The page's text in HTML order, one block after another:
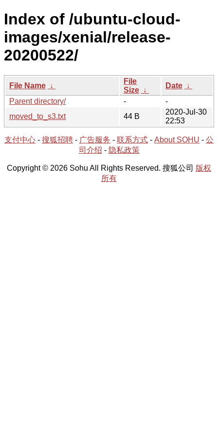
Index of /ubuntu-cloud-
images/xenial/release-
20200522/
File Name ↓
File
Size ↓
Date ↓
Parent directory/
-
-
moved_to_s3.txt
44 B
2020-Jul-30
22:53
支付中心 - 搜狐招聘 - 广告服务 - 联系方式 - About SOHU - 公
司介绍 - 隐私政策
Copyright © 2026 Sohu All Rights Reserved. 搜狐公司 版权
所有